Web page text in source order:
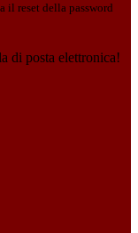
il reset della password
di posta elettronica!